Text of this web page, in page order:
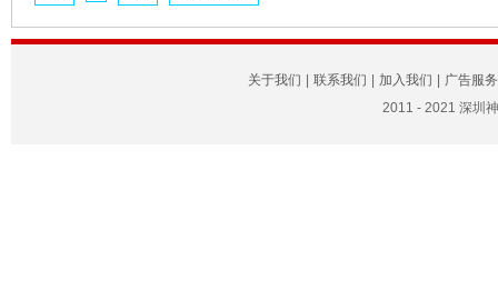
关于我们 联系我们 加入我们
广告服务
2011 - 2021 深圳